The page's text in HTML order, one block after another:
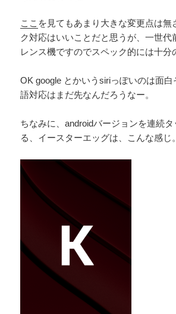
ここ を見てもあまり大きな変更点は無
ク対応はいいことだと思うが、一世代
レンス機ですのでスペック的には十分
OK google とかいうsiriっぽいのは面
語対応はまだ先なんだろうなー。
ちなみに、androidバージョンを連続
る、イースターエッグは、こんな感じ。